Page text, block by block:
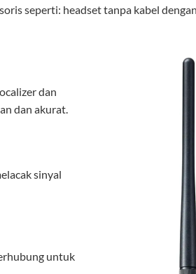
seperti: headset tanpa kabel
dan
dan akurat.
sinyal
untuk